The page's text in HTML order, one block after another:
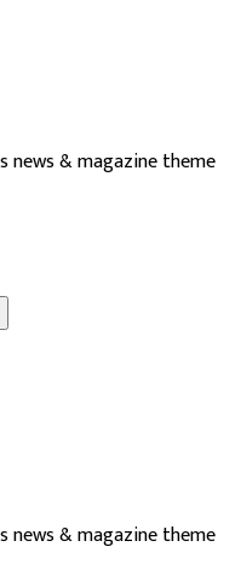
news & magazine theme
news & magazine theme